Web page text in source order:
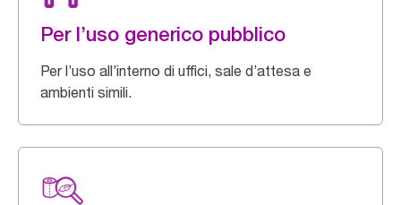
Per l’uso generico pubblico
Per l’uso all’interno di uffici, sale d’attesa e
ambienti simili.